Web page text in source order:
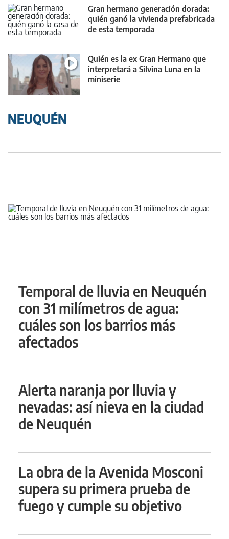
Gran hermano generación dorada:
quién ganó la vivienda prefabricada
de esta temporada
Quién es la ex Gran Hermano que
interpretará a Silvina Luna en la
miniserie
NEUQUÉN
Temporal de lluvia en Neuquén
con 31 milímetros de agua:
cuáles son los barrios más
afectados
Alerta naranja por lluvia y
nevadas: así nieva en la ciudad
de Neuquén
La obra de la Avenida Mosconi
supera su primera prueba de
fuego y cumple su objetivo